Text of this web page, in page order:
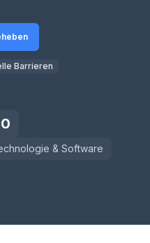
Barrieren
& Software